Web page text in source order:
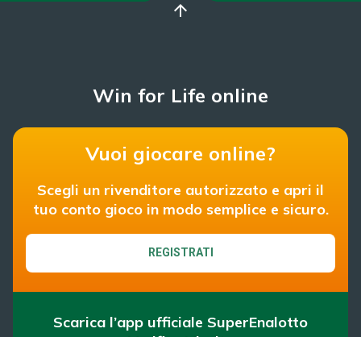
arrow_upward
Win for Life online
Vuoi giocare online?
Scegli un rivenditore autorizzato e apri il
tuo conto gioco in modo semplice e sicuro.
REGISTRATI
Scarica l’app ufficiale SuperEnalotto